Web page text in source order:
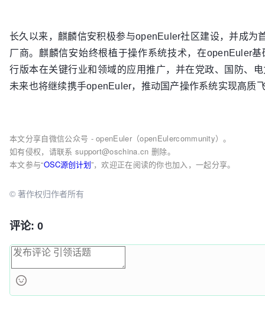
长久以来，麒麟信安积极参与openEuler社区建设，并成为
厂商。麒麟信安始终根植于操作系统技术，在openEuler
行版本在关键行业和领域的应用推广，并在党政、国防、
未来也将继续携手openEuler，推动国产操作系统实现高质
本文分享自微信公众号 - openEuler（openEulercommunity）。
如有侵权，请联系 support@oschina.cn 删除。
本文参与“OSC源创计划”，欢迎正在阅读的你也加入，一起分享。
© 著作权归作者所有
评论: 0